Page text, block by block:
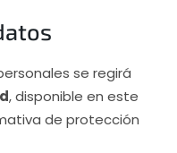
se regirá
, disponible en este
de protección